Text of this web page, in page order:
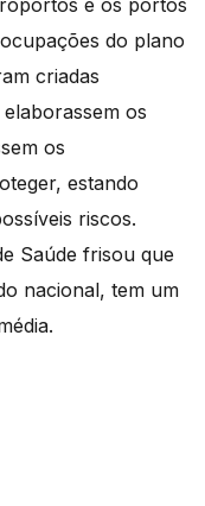
do plano
criadas
os
os
estando
riscos.
Saúde frisou que
nacional, tem um